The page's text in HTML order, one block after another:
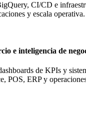
CI/CD e
y escala operativa.
e inteligencia de
de KPIs y
POS, ERP y